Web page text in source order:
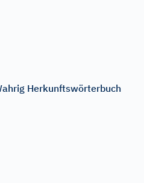
Herkunftswörterbuch